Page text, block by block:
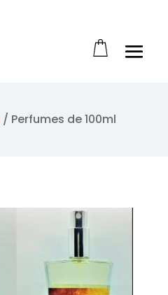
/ Perfumes de 100ml